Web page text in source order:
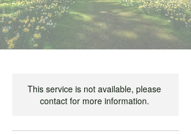
This service is not available, please
contact for more information.